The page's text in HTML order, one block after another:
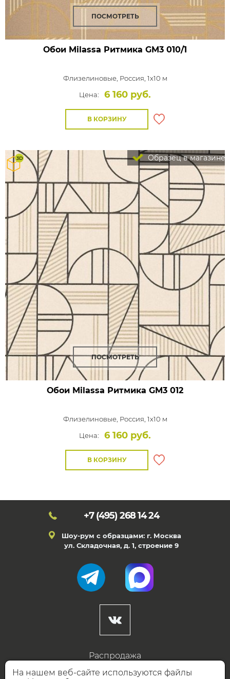
ПОСМОТРЕТЬ
Обои Milassa Ритмика GM3 010/1
Флизелиновые, Россия, 1x10 м
Цена:
6 160 руб.
В КОРЗИНУ
Образец в магазине
ПОСМОТРЕТЬ
Обои Milassa Ритмика GM3 012
Флизелиновые, Россия, 1x10 м
Цена:
6 160 руб.
В КОРЗИНУ
+7 (495) 268 14 24
Шоу-рум с образцами: г. Москва
ул. Складочная, д. 1, строение 9
Распродажа
Готовые дизайны
На нашем веб-сайте используются файлы